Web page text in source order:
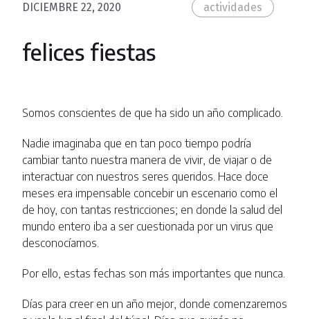
DICIEMBRE 22, 2020 actividades
felices fiestas
Somos conscientes de que ha sido un año complicado.
Nadie imaginaba que en tan poco tiempo podría
cambiar tanto nuestra manera de vivir, de viajar o de
interactuar con nuestros seres queridos. Hace doce
meses era impensable concebir un escenario como el
de hoy, con tantas restricciones; en donde la salud del
mundo entero iba a ser cuestionada por un virus que
desconocíamos.
Por ello, estas fechas son más importantes que nunca.
Días para creer en un año mejor, donde comenzaremos